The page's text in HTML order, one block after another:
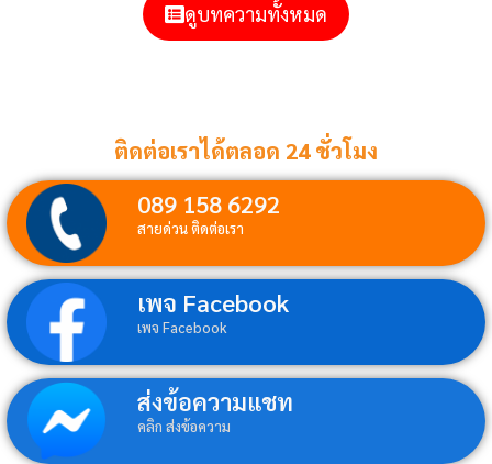
ดูบทความทั้งหมด
ติดต่อเราได้ตลอด 24 ชั่วโมง
089 158 6292
สายด่วน ติดต่อเรา
เพจ Facebook
เพจ Facebook
ส่งข้อความแชท
คลิก ส่งข้อความ